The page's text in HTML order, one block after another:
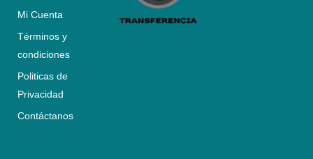
Mi Cuenta
Términos y
condiciones
Politicas de
Privacidad
Contáctanos